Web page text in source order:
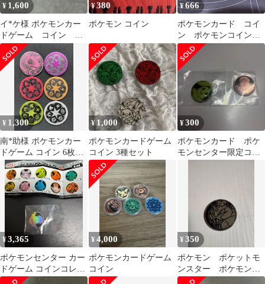
¥ 1,600
イ*ケ様 ポケモンカー
ドゲーム コイン ま
とめ売り
¥380
ポケモン コイン
¥666
ポケモンカード コイ
ン ポケモンコインコ
レクション
¥ 1,300
南*助様 ポケモンカー
ドゲーム コイン 6枚セ
ット
¥ 1,000
ポケモンカードゲーム
コイン 3種セット
¥300
ポケモンカード ポケ
モンセンター限定コイ
¥3,365
ポケモンセンター カー
ドゲーム コインコレク
ション 6탄 メダル
¥4,000
ポケモンカードゲーム
コイン
¥350
ポケモン ポケットモ
ンスター ポケモンコ
イン コインゲーム